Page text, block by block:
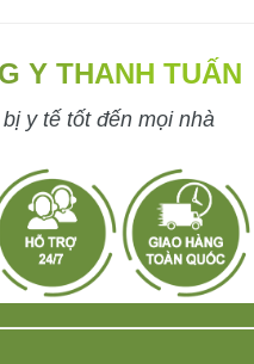
Y THANH TUẤN
y tế tốt đến mọi nhà